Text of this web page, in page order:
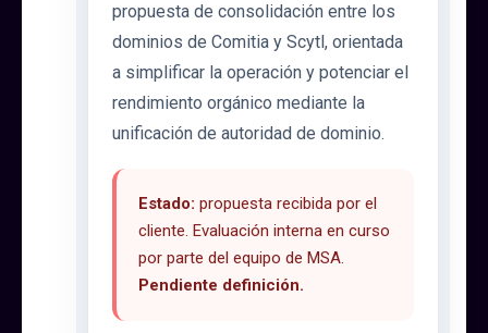
propuesta de consolidación entre los
dominios de Comitia y Scytl, orientada
a simplificar la operación y potenciar el
rendimiento orgánico mediante la
unificación de autoridad de dominio.
Estado: propuesta recibida por el
cliente. Evaluación interna en curso
por parte del equipo de MSA.
Pendiente definición.